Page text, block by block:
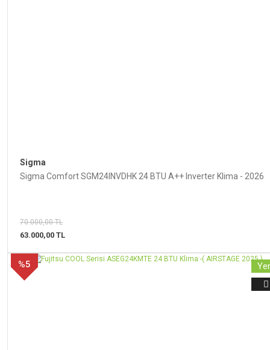
Sigma
Sigma Comfort SGM24INVDHK 24 BTU A++ Inverter Klima - 2026
70.000,00 TL
63.000,00 TL
%5